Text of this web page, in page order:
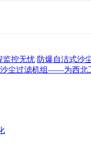
控无忧 防爆自洁式沙
尘过滤机组——为西北